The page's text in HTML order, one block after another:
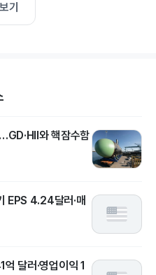
기
와 핵잠수함
EPS 4.24달러·매
달러·영업이익 1